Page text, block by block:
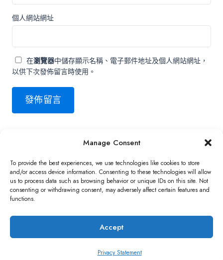
Manage Consent
To provide the best experiences, we use technologies like cookies to store
and/or access device information. Consenting to these technologies will allow
us to process data such as browsing behavior or unique IDs on this site. Not
consenting or withdrawing consent, may adversely affect certain features and
functions.
Accept
Privacy Statement
個人網站網址
在瀏覽器中儲存顯示名稱、電子郵件地址及個人網站網址，
以供下次發佈留言時使用。